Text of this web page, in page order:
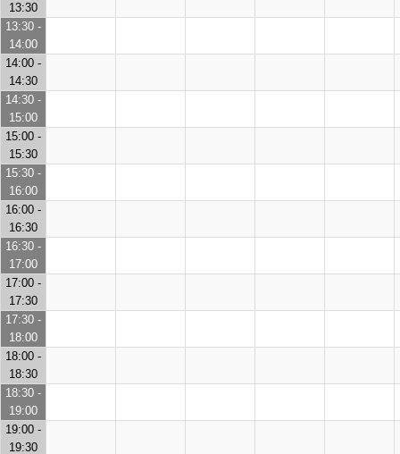
13:30
13:30 -
14:00
14:00 -
14:30
14:30 -
15:00
15:00 -
15:30
15:30 -
16:00
16:00 -
16:30
16:30 -
17:00
17:00 -
17:30
17:30 -
18:00
18:00 -
18:30
18:30 -
19:00
19:00 -
19:30